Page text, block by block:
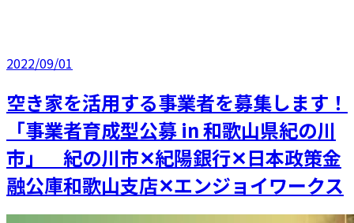
2022/09/01
空き家を活用する事業者を募集します！
「事業者育成型公募 in 和歌山県紀の川
市」 紀の川市✕紀陽銀行✕日本政策金
融公庫和歌山支店✕エンジョイワークス